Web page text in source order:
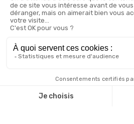
Localiser sur